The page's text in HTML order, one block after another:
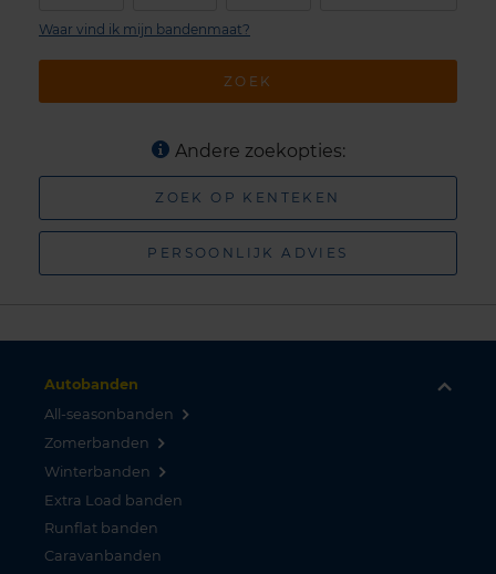
ZOEK
Waar vind ik mijn bandenmaat?
Andere zoekopties:
ZOEK OP KENTEKEN
PERSOONLIJK ADVIES
Autobanden
All-seasonbanden
Zomerbanden
Winterbanden
Extra Load banden
Runflat banden
Caravanbanden